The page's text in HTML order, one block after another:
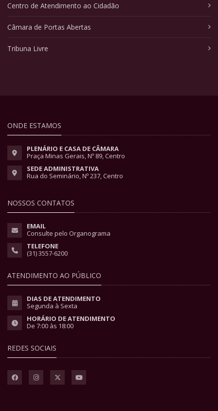
Centro de Atendimento ao Cidadão
Câmara de Portas Abertas
Tribuna Livre
ONDE ESTAMOS
PLENÁRIO E CASA DE CÂMARA
Praça Minas Gerais, Nº 89, Centro
SEDE ADMINISTRATIVA
Rua do Seminário, Nº 237, Centro
NOSSOS CONTATOS
EMAIL
Consulte pelo Organograma
TELEFONE
(31) 3557-6200
ATENDIMENTO AO PÚBLICO
DIAS DE ATENDIMENTO
Segunda à Sexta
HORÁRIO DE ATENDIMENTO
De 7:00 às 18:00
REDES SOCIAIS